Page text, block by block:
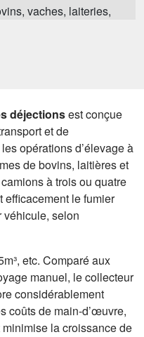
vaches, laiteries,
déjectionsest conçue
et de
opérations d’élevage à
de bovins, laitières et
à trois ou quatre
efficacement le fumier
véhicule, selon
etc. Comparé aux
manuel, le collecteur
considérablement
coûts de main-d’œuvre,
la croissance de